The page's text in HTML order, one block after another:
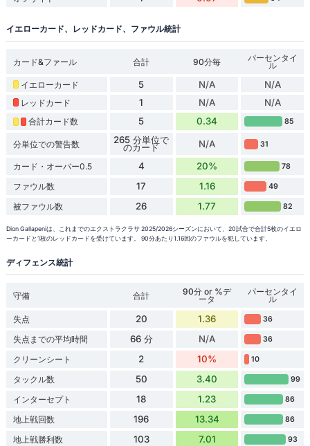
イエローカード、レッドカード、ファウル統計
カード&ファール 合計 90分毎 パーセンタイ
ル
イエローカード
5 N/A N/A
レッドカード 1 N/A N/A
合計カード数 5 0.34 85
分単位での警告数 265 分単位で
のカード N/A 31
カード・オーバー0.5 4 20% 78
ファウル数 17 1.16 49
被ファウル数 26 1.77 82
Dion Gallapeniは、これまでのエクストラクラサ 2025/2026シーズンにおいて、20試合で合計5枚のイエロ
ーカードと1枚のレッドカードを受けています。 90分あたり1.16回のファウルを犯しています。
ディフェンス統計
守備 合計 90分 or %デ
ータ
パーセンタイ
ル
失点
20 1.36 36
失点までの平均時間 66 分 N/A 36
クリーンシート 2 10% 10
タックル数 50 3.40 99
インターセプト 18 1.23 86
地上戦回数 196 13.34 86
地上戦勝利数 103 7.01 93